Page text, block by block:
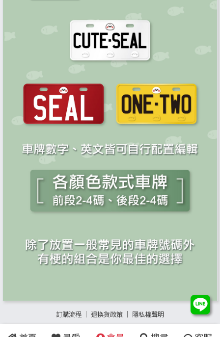
訂購流程 │ 退換貨政策 │ 隱私權聲明